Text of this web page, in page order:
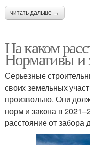
читать дальше →
На каком
Нормативы и
Серьезные
своих земельных
произвольно. Они
норм и закона в
расстояние от забора